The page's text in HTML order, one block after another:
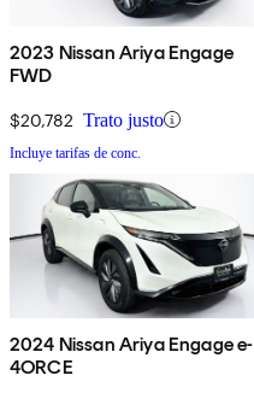
2023 Nissan Ariya Engage
FWD
$20,782 Trato justo
Incluye tarifas de conc.
2024 Nissan Ariya Engage e-
4ORCE